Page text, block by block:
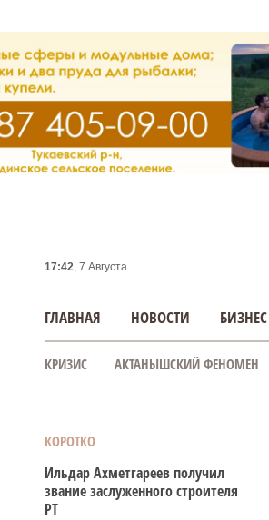
17:42, 7 Августа
ГЛАВНАЯ НОВОСТИ БИЗНЕС
КРИЗИС АКТАНЫШСКИЙ ФЕНОМЕН
КОРОТКО
Ильдар Ахметгареев получил
звание заслуженного строителя
РТ